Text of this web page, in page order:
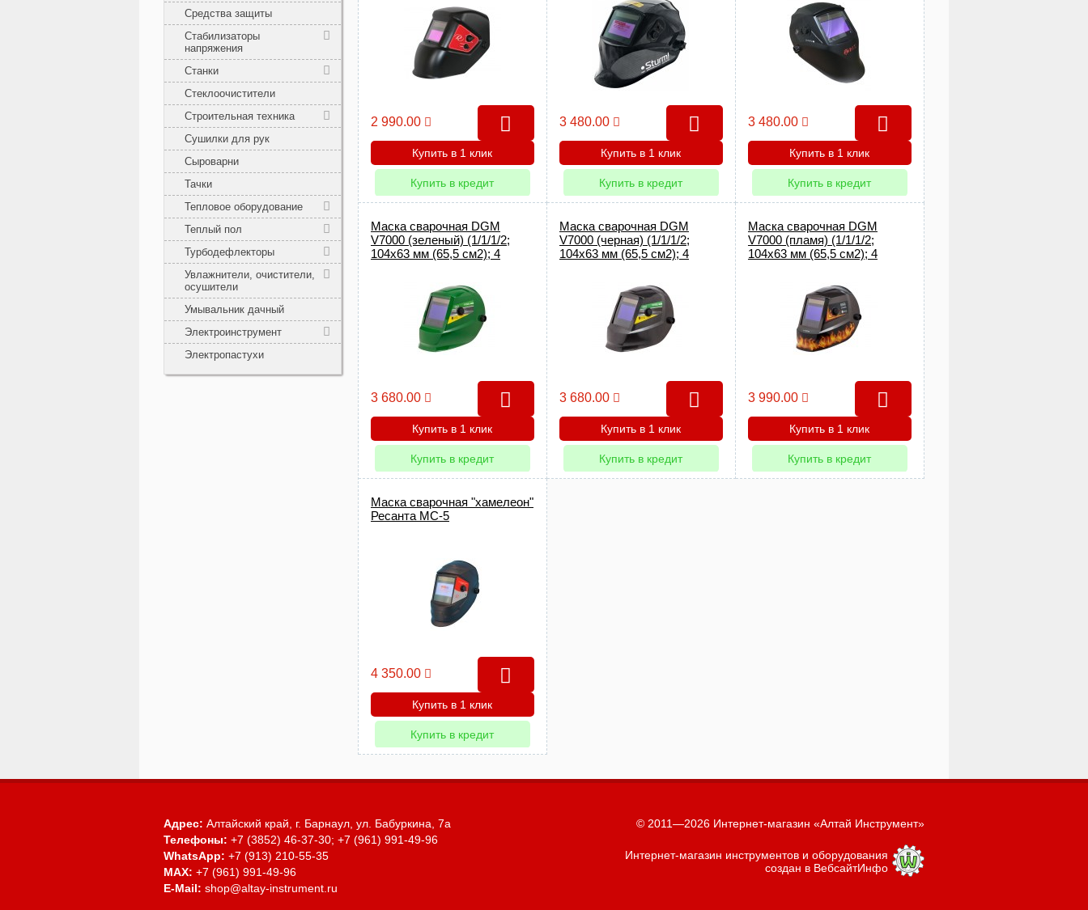
Средства защиты
Стабилизаторы
напряжения
Станки
Стеклоочистители
Строительная техника
Сушилки для рук
Сыроварни
Тачки
Тепловое оборудование
Теплый пол
Турбодефлекторы
Увлажнители, очистители,
осушители
Умывальник дачный
Электроинструмент
Электропастухи
2 990.00
Купить в 1 клик
Купить в кредит
3 480.00
Купить в 1 клик
Купить в кредит
3 480.00
Купить в 1 клик
Купить в кредит
Маска сварочная DGM
V7000 (зеленый) (1/1/1/2;
104x63 мм (65,5 см2); 4
3 680.00
Купить в 1 клик
Купить в кредит
Маска сварочная DGM
V7000 (черная) (1/1/1/2;
104x63 мм (65,5 см2); 4
3 680.00
Купить в 1 клик
Купить в кредит
Маска сварочная DGM
V7000 (пламя) (1/1/1/2;
104x63 мм (65,5 см2); 4
3 990.00
Купить в 1 клик
Купить в кредит
Маска сварочная "хамелеон"
Ресанта МС-5
4 350.00
Купить в 1 клик
Купить в кредит
Адрес: Алтайский край, г. Барнаул, ул. Бабуркина, 7а
Телефоны: +7 (3852) 46-37-30; +7 (961) 991-49-96
WhatsApp: +7 (913) 210-55-35
MAX: +7 (961) 991-49-96
E-Mail: shop@altay-instrument.ru
© 2011—2026 Интернет-магазин «Алтай Инструмент»
Интернет-магазин инструментов и оборудования
создан в ВебсайтИнфо